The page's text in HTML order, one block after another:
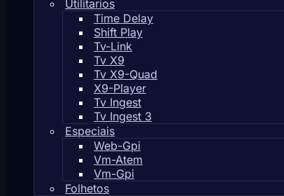
Utilitarios
Time Delay
Shift Play
Tv-Link
Tv X9
Tv X9-Quad
X9-Player
Tv Ingest
Tv Ingest 3
Especiais
Web-Gpi
Vm-Atem
Vm-Gpi
Folhetos